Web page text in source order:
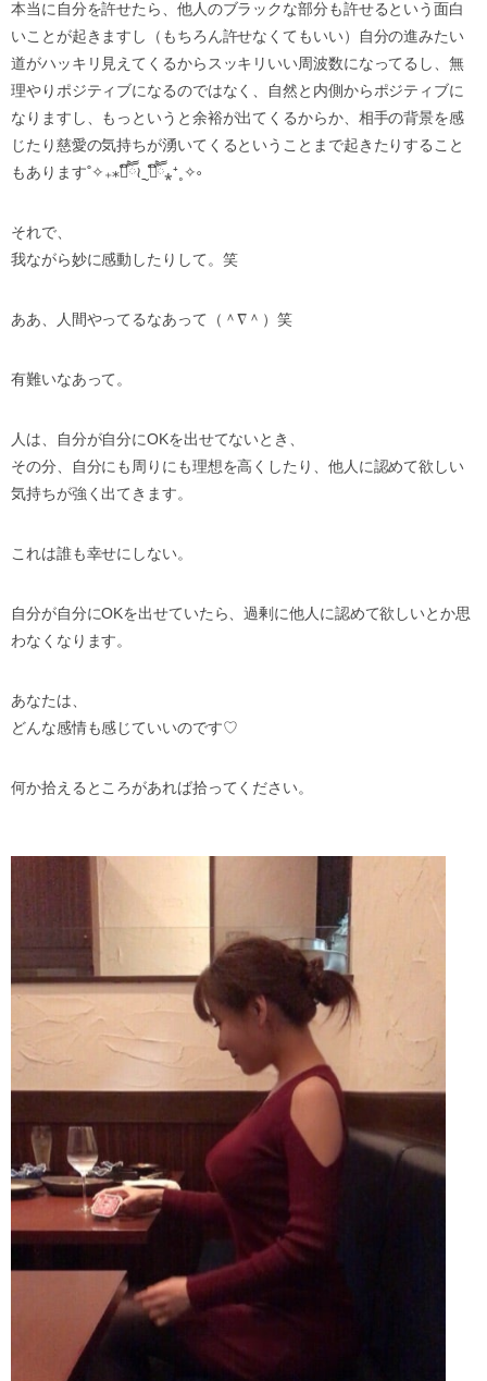
本当に自分を許せたら、他人のブラックな部分も許せるという面白
いことが起きますし（もちろん許せなくてもいい）自分の進みたい
道がハッキリ見えてくるからスッキリいい周波数になってるし、無
理やりポジティブになるのではなく、自然と内側からポジティブに
なりますし、もっというと余裕が出てくるからか、相手の背景を感
じたり慈愛の気持ちが湧いてくるということまで起きたりすること
もあります˚✧₊⁎❝᷀ົཽ≀ˍ̮ ❝᷀ົཽ⁎⁺˳✧༚
それで、
我ながら妙に感動したりして。笑
ああ、人間やってるなあって（＾∇＾）笑
有難いなあって。
人は、自分が自分にOKを出せてないとき、
その分、自分にも周りにも理想を高くしたり、他人に認めて欲しい
気持ちが強く出てきます。
これは誰も幸せにしない。
自分が自分にOKを出せていたら、過剰に他人に認めて欲しいとか思
わなくなります。
あなたは、
どんな感情も感じていいのです♡
何か拾えるところがあれば拾ってください。